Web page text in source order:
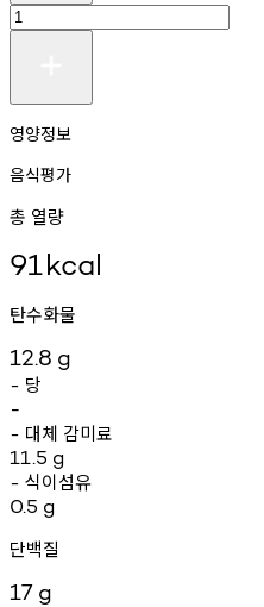
영양정보
음식평가
총 열량
91kcal
탄수화물
12.8 g
- 당
-
- 대체 감미료
11.5 g
- 식이섬유
0.5 g
단백질
17 g